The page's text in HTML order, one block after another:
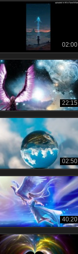
02:00
22:15
02:50
40:20